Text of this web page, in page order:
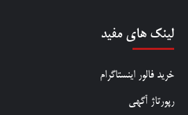
لینک های مفید
خرید فالور اینستاگرام
رپورتاژ آگهی